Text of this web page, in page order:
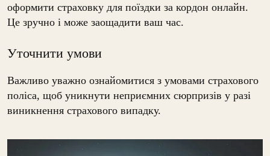
оформити страховку для поїздки за кордон онлайн.
Це зручно і може заощадити ваш час.
Уточнити умови
Важливо уважно ознайомитися з умовами страхового
поліса, щоб уникнути неприємних сюрпризів у разі
виникнення страхового випадку.